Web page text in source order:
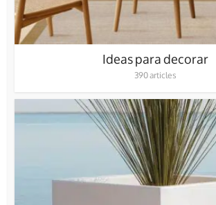
Ideas para decorar
390 articles